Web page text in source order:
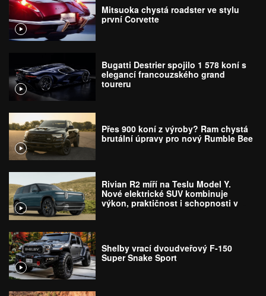
Mitsuoka chystá roadster ve stylu
první Corvette
Bugatti Destrier spojilo 1 578 koní s
elegancí francouzského grand
toureru
Přes 900 koní z výroby? Ram chystá
brutální úpravy pro nový Rumble Bee
Rivian R2 míří na Teslu Model Y.
Nové elektrické SUV kombinuje
výkon, praktičnost i schopnosti v
Shelby vrací dvoudveřový F-150
Super Snake Sport